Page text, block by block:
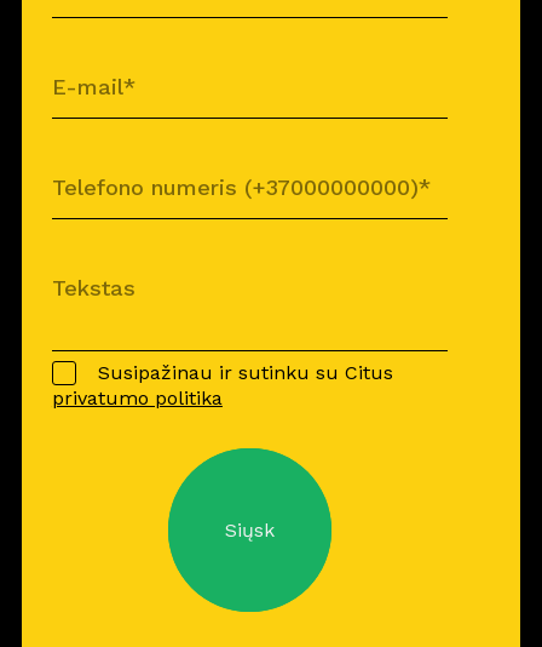
Susipažinau ir sutinku su Citus
privatumo politika
Siųsk